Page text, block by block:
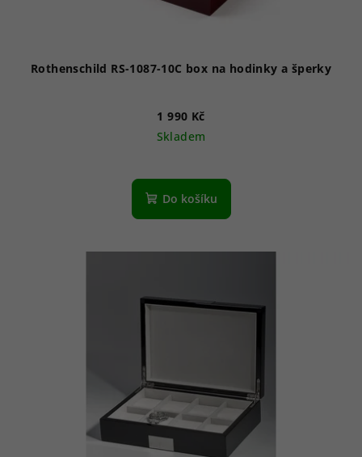
Rothenschild RS-1087-10C box na hodinky a šperky
1 990 Kč
Skladem
Do košíku